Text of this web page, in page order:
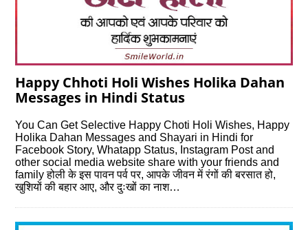
Happy Chhoti Holi Wishes Holika Dahan
Messages in Hindi Status
You Can Get Selective Happy Choti Holi Wishes, Happy
Holika Dahan Messages and Shayari in Hindi for
Facebook Story, Whatapp Status, Instagram Post and
other social media website share with your friends and
family होली के इस पावन पर्व पर, आपके जीवन में रंगों की बरसात हो,
खुशियों की बहार आए, और दुःखों का नाश…